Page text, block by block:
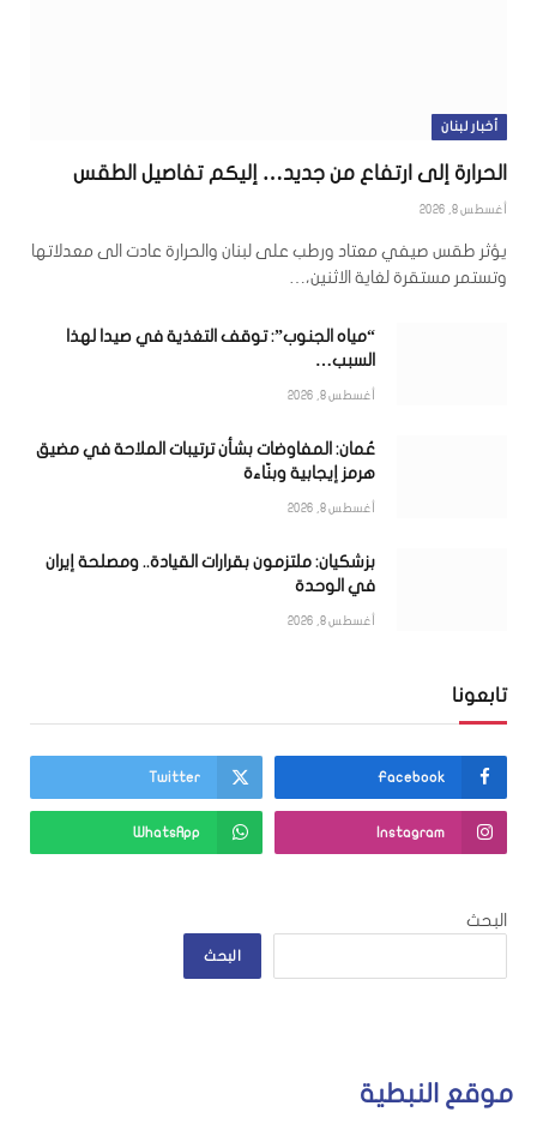
أخبار لبنان
الحرارة إلى ارتفاع من جديد… إليكم تفاصيل الطقس
أغسطس 8, 2026
يؤثر طقس صيفي معتاد ورطب على لبنان والحرارة عادت الى معدلاتها
وتستمر مستقرة لغاية الاثنين،…
“مياه الجنوب”: توقف التغذية في صيدا لهذا
السبب…
أغسطس 8, 2026
عُمان: المفاوضات بشأن ترتيبات الملاحة في مضيق
هرمز إيجابية وبنّاءة
أغسطس 8, 2026
بزشكيان: ملتزمون بقرارات القيادة.. ومصلحة إيران
في الوحدة
أغسطس 8, 2026
تابعونا
Facebook
Twitter
Instagram
WhatsApp
البحث
البحث
موقع النبطية